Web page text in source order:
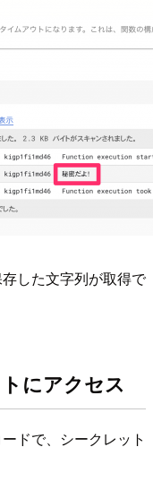
した文字列が取得で
にアクセス
ドで、シークレット